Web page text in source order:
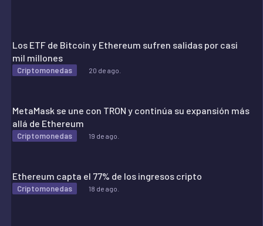
Los ETF de Bitcoin y Ethereum sufren salidas por casi
mil millones
Criptomonedas 20 de ago.
MetaMask se une con TRON y continúa su expansión más
allá de Ethereum
Criptomonedas 19 de ago.
Ethereum capta el 77% de los ingresos cripto
Criptomonedas 18 de ago.